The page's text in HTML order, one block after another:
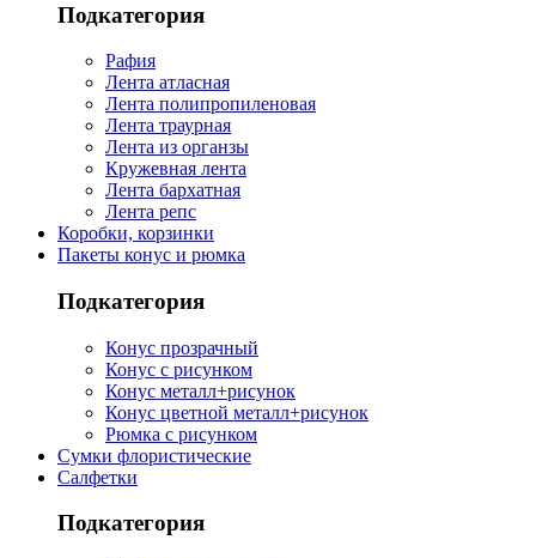
Подкатегория
Рафия
Лента атласная
Лента полипропиленовая
Лента траурная
Лента из органзы
Кружевная лента
Лента бархатная
Лента репс
Коробки, корзинки
Пакеты конус и рюмка
Подкатегория
Конус прозрачный
Конус с рисунком
Конус металл+рисунок
Конус цветной металл+рисунок
Рюмка с рисунком
Сумки флористические
Салфетки
Подкатегория